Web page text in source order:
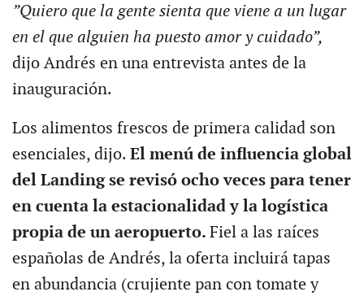
”Quiero que la gente sienta que viene a un lugar
en el que alguien ha puesto amor y cuidado”,
dijo Andrés en una entrevista antes de la
inauguración.
Los alimentos frescos de primera calidad son
esenciales, dijo. El menú de influencia global
del Landing se revisó ocho veces para tener
en cuenta la estacionalidad y la logística
propia de un aeropuerto. Fiel a las raíces
españolas de Andrés, la oferta incluirá tapas
en abundancia (crujiente pan con tomate y